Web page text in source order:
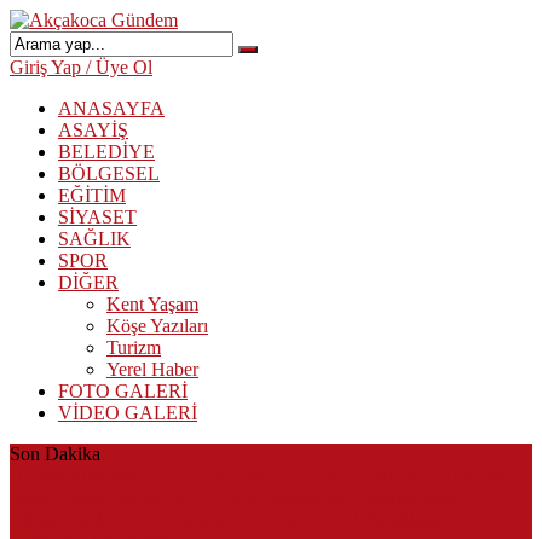
Giriş Yap / Üye Ol
ANASAYFA
ASAYİŞ
BELEDİYE
BÖLGESEL
EĞİTİM
SİYASET
SAĞLIK
SPOR
DİĞER
Kent Yaşam
Köşe Yazıları
Turizm
Yerel Haber
FOTO GALERİ
VİDEO GALERİ
Son Dakika